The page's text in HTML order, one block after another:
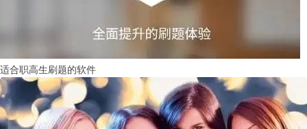
适合职高生刷题的软件